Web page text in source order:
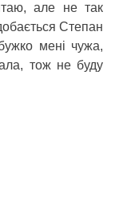
але не так
Степан
мені чужа,
тож не буду